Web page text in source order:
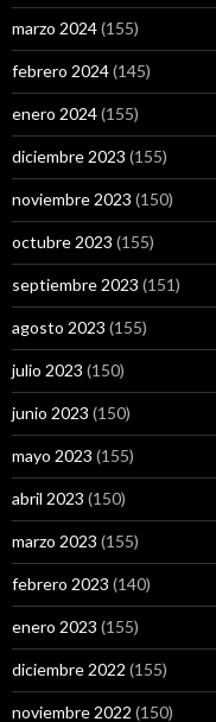
marzo 2024(155)
febrero 2024(145)
enero 2024(155)
diciembre 2023 (155)
noviembre 2023 (150)
octubre 2023 (155)
septiembre 2023 (151)
agosto 2023 (155)
julio 2023 (150)
junio 2023 (150)
mayo 2023 (155)
abril 2023 (150)
marzo 2023 (155)
febrero 2023 (140)
enero 2023 (155)
diciembre 2022 (155)
noviembre 2022 (150)